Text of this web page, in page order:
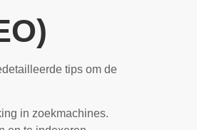
tips om de
in zoekmachines.